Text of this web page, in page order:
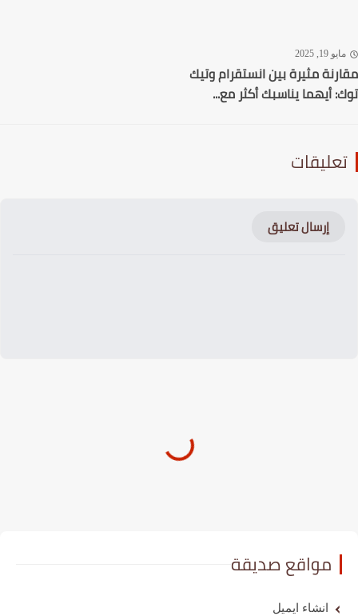
19, 2025
مثيرة بين انستقرام وتيك
أيهما يناسبك أكثر مع...
إرسال تعليق
مواقع صديقة
انشاء ايميل